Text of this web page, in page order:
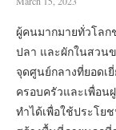
ผู้คนมากมายทั่วโล
ปลา และผักในสวน
จุดศูนย์กลางที่ยอดเ
ครอบครัวและเพื่อ
ทำได้เพื่อใช้ประโย